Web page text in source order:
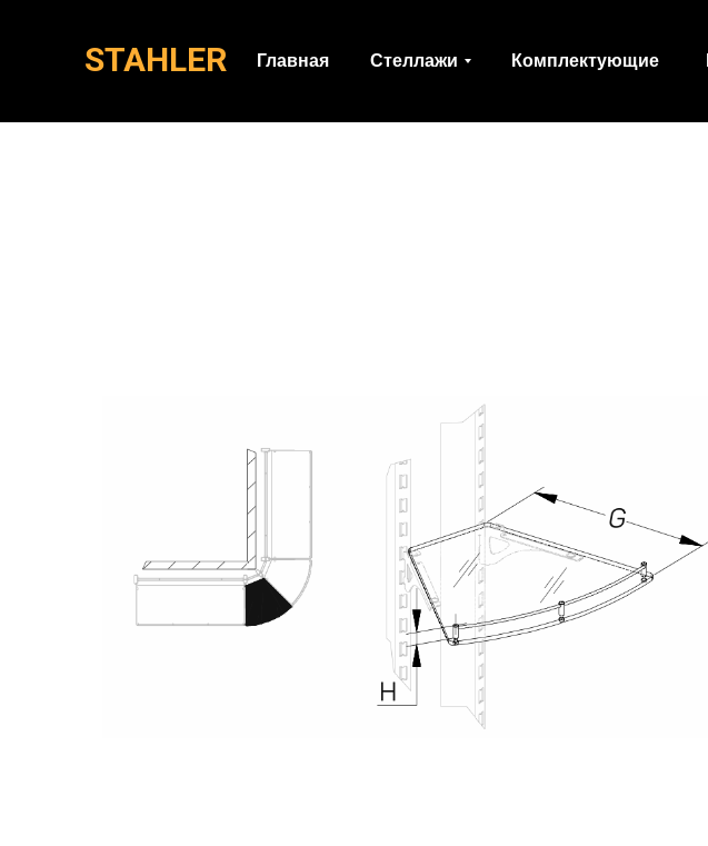
STAHLER Главная Стеллажи Комплектующие